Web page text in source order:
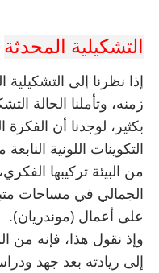
التشكيلية المحدثة
إذا نظرنا إلى
زمنه، وتأملنا الحالة
بكثير، لوجدنا أن الفكرة
التكوينات اللونية
من البيئة تركيبها
الجمالي في مساحات
على أعمال (موندريان).
وإذ نقول هذا، فإنه من
إلى ريادته بعد جهد